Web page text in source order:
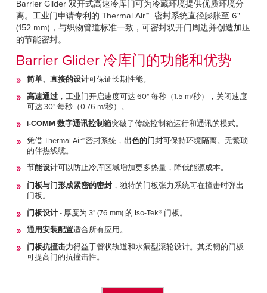
ASIA PACIFIC
English
中文
MIDDLE EAST/AFRICA
Barrier Glider 双开式高速冷库门可为冷藏环境提供优质环境分
离。工业门申请专利的 Thermal Air™ 密封系统直径膨胀至 6"
(152 mm)，与织物管道标准一致，可密封双开门周边并创造加压
的节能密封。
Barrier Glider 冷库门的功能和优势
简单、直接的设计可保证长期性能。
高速通过，工业门开启速度可达 60" 每秒（1.5 m/秒），关闭速度
可达 30" 每秒（0.76 m/秒）。
i-COMM 数字通讯控制箱突破了传统控制箱运行和通讯的模式。
凭借 Thermal Air™密封系统， 出色的门封可保持环境隔离。无繁琐
的伴热线缆。
节能设计可以防止冷库区域增加更多热量，降低能源成本。
门板与门形成紧密的密封，独特的门板张力系统可在撞击时弹出
门板。
门板设计- 厚度为 3" (76 mm) 的 Iso-Tek® 门板。
通用安装配置适合所有应用。
门板抗撞击力得益于管状轨道和水漏型滚轮设计。其柔韧的门板
可提高门的抗撞击性。